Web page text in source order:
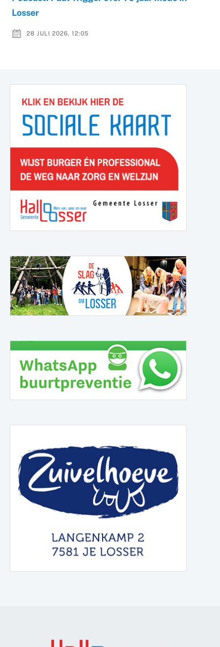
Losser
28 JULI 2026, 12:05